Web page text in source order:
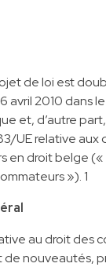
de loi est
avril 2010 dans
et, d’autre
UE relative aux
en droit belge
»).1
au droit des
de nouveautés,